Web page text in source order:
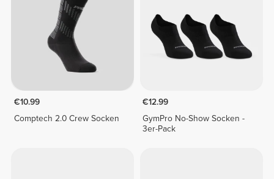
€10.99
Comptech 2.0 Crew Socken
€12.99
GymPro No-Show Socken -
3er-Pack